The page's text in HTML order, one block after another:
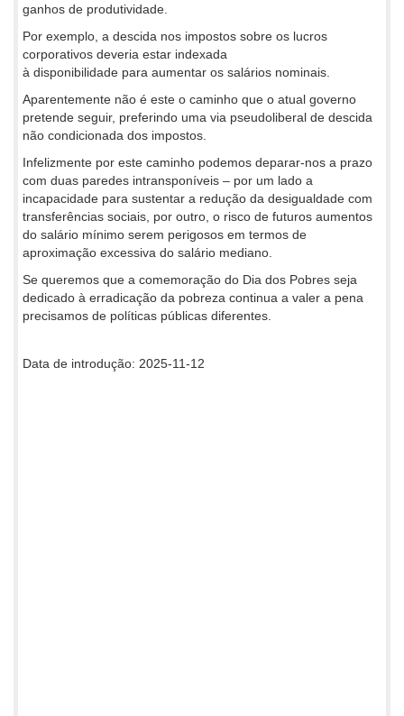
ganhos de produtividade.
Por exemplo, a descida nos impostos sobre os lucros
corporativos deveria estar indexada
à disponibilidade para aumentar os salários nominais.
Aparentemente não é este o caminho que o atual governo
pretende seguir, preferindo uma via pseudoliberal de descida
não condicionada dos impostos.
Infelizmente por este caminho podemos deparar-nos a prazo
com duas paredes intransponíveis – por um lado a
incapacidade para sustentar a redução da desigualdade com
transferências sociais, por outro, o risco de futuros aumentos
do salário mínimo serem perigosos em termos de
aproximação excessiva do salário mediano.
Se queremos que a comemoração do Dia dos Pobres seja
dedicado à erradicação da pobreza continua a valer a pena
precisamos de políticas públicas diferentes.
Data de introdução: 2025-11-12